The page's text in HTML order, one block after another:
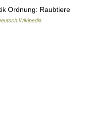
Ordnung: Raubtiere
Wikipedia